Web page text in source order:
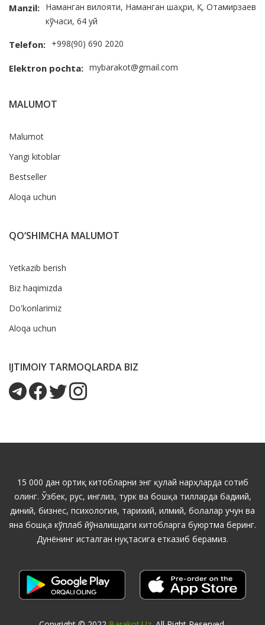
Manzil: Наманган вилояти, Наманган шаҳри, Қ. Отамирзаев
кўчаси, 64 уй
Telefon: +998(90) 690 2020
Elektron pochta: mybarakot@gmail.com
MALUMOT
Malumot
Yangi kitoblar
Bestseller
Aloqa uchun
QO‘SHIMCHA MALUMOT
Yetkazib berish
Biz haqimizda
Do'konlarimiz
Aloqa uchun
IJTIMOIY TARMOQLARDA BIZ
15 000 дан ортиқ китобларни энг қулай нарҳларда сотиб
олинг. Ўзбек, рус, инглиз, турк ва бошқа тилларда бадиий,
диний, бизнес, психология, тарихий, илмий, болалар учун ва
яна бошқа кўплаб йўналишдаги китобларга буюртма беринг.
Дунёнинг исталган нуқтасига етказиб берамиз.